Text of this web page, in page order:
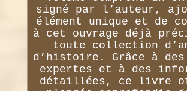
signé par l’auteur,
élément unique et de
à cet ouvrage déjà
toute collection
d’histoire. Grâce à des
expertes et à des
détaillées, ce livre